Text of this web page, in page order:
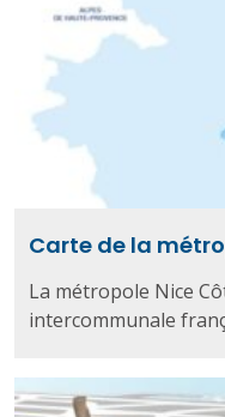
Carte de la
La métropole Nice
intercommunale